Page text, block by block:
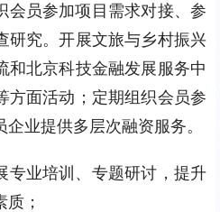
会员参加项目需求对接、参
研究。开展文旅与乡村振兴
和北京科技金融发展服务中
方面活动；定期组织会员参
业提供多层次融资服务。
专业培训、专题研讨，提升
；